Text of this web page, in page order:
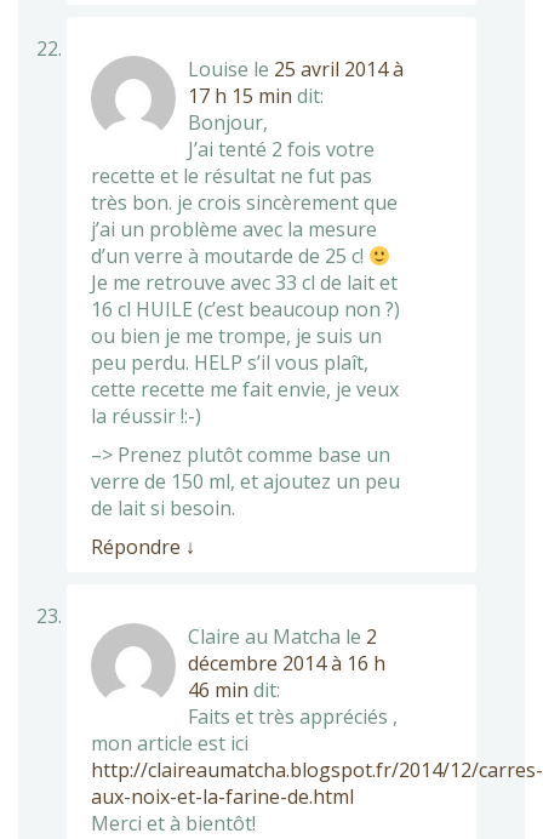
Louise le 25 avril 2014 à
17 h 15 min dit:
Bonjour,
J’ai tenté 2 fois votre
recette et le résultat ne fut pas
très bon. je crois sincèrement que
j’ai un problème avec la mesure
d’un verre à moutarde de 25 c!
Je me retrouve avec 33 cl de lait et
16 cl HUILE (c’est beaucoup non ?)
ou bien je me trompe, je suis un
peu perdu. HELP s’il vous plaît,
cette recette me fait envie, je veux
la réussir !:-)
–> Prenez plutôt comme base un
verre de 150 ml, et ajoutez un peu
de lait si besoin.
Répondre ↓
Claire au Matcha le 2
décembre 2014 à 16 h
46 min dit:
Faits et très appréciés ,
mon article est ici
http://claireaumatcha.blogspot.fr/2014/12/carres-
aux-noix-et-la-farine-de.html
Merci et à bientôt!